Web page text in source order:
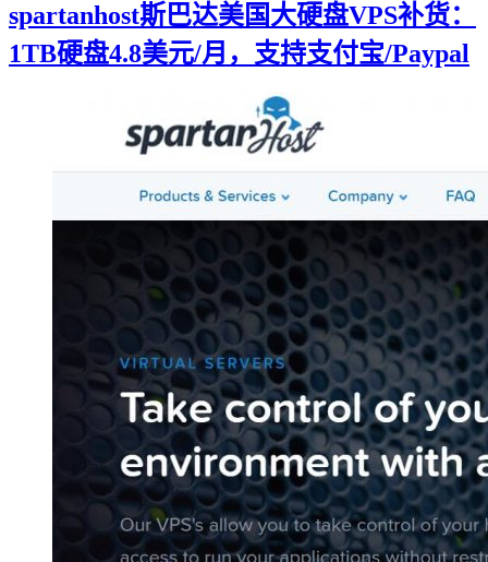
spartanhost斯巴达美国大硬盘VPS补货：
1TB硬盘4.8美元/月，支持支付宝/Paypal